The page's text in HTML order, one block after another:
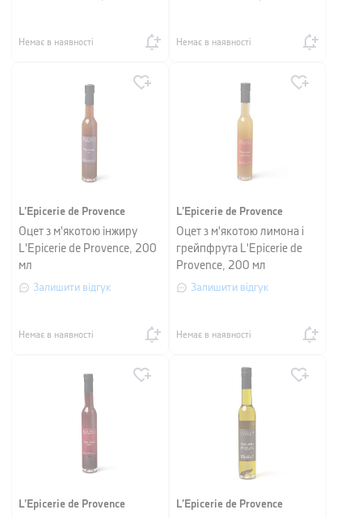
Немає в наявності Немає в наявності
L’Epicerie de Provence
Оцет з м'якотою інжиру
L'Epicerie de Provence, 200
мл
Залишити відгук
Немає в наявності
L’Epicerie de Provence
Оцет з м'якотою лимона і
грейпфрута L'Epicerie de
Provence, 200 мл
Залишити відгук
Немає в наявності
L’Epicerie de Provence
L’Epicerie de Provence